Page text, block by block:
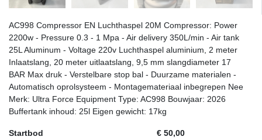
AC998 Compressor EN Luchthaspel 20M Compressor: Power
2200w - Pressure 0.3 - 1 Mpa - Air delivery 350L/min - Air tank
25L Aluminum - Voltage 220v Luchthaspel aluminium, 2 meter
Inlaatslang, 20 meter uitlaatslang, 9,5 mm slangdiameter 17
BAR Max druk - Verstelbare stop bal - Duurzame materialen -
Automatisch oprolsysteem - Montagemateriaal inbegrepen Nee
Merk: Ultra Force Equipment Type: AC998 Bouwjaar: 2026
Buffertank inhoud: 25l Eigen gewicht: 17kg
Startbod
€ 50,00